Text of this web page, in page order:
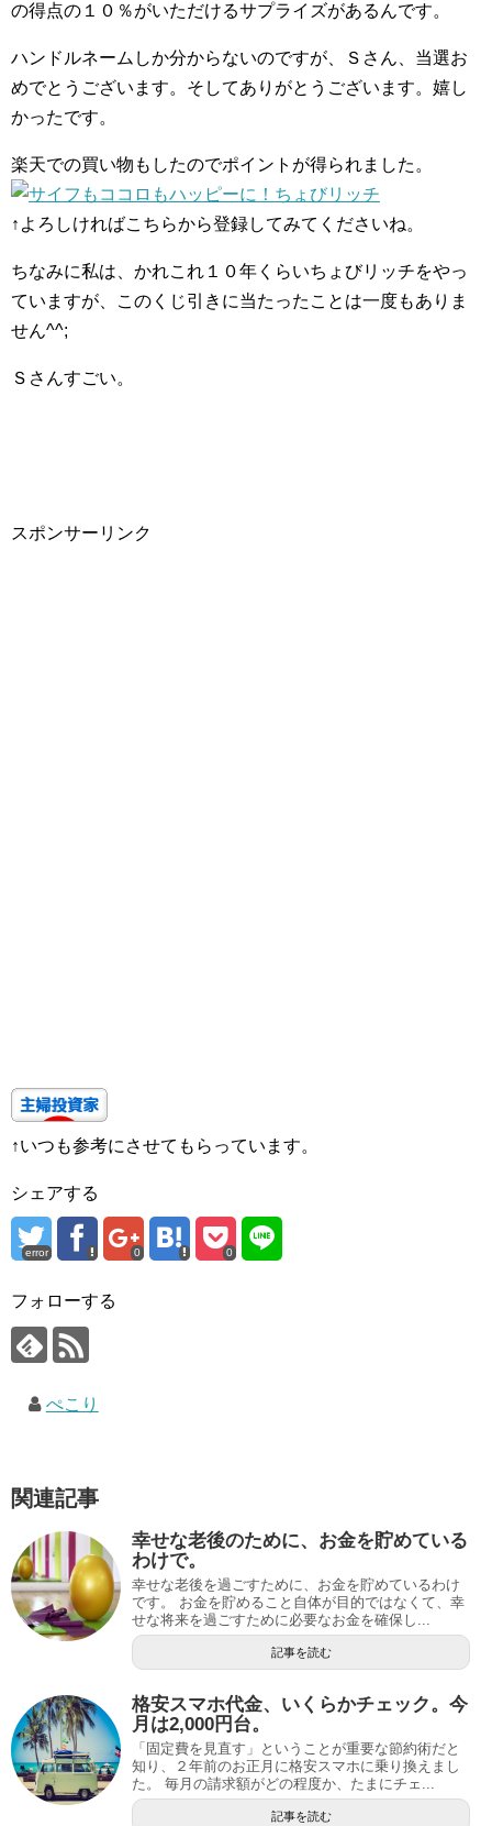
の得点の１０％がいただけるサプライズがあるんです。
ハンドルネームしか分からないのですが、Ｓさん、当選お
めでとうございます。そしてありがとうございます。嬉し
かったです。
楽天での買い物もしたのでポイントが得られました。
↑よろしければこちらから登録してみてくださいね。
ちなみに私は、かれこれ１０年くらいちょびリッチをやっ
ていますが、このくじ引きに当たったことは一度もありま
せん^^;
Ｓさんすごい。
スポンサーリンク
↑いつも参考にさせてもらっています。
シェアする
error 0 0
フォローする
ぺこり
関連記事
幸せな老後のために、お金を貯めている
わけで。
幸せな老後を過ごすために、お金を貯めているわけ
です。 お金を貯めること自体が目的ではなくて、幸
せな将来を過ごすために必要なお金を確保し...
記事を読む
格安スマホ代金、いくらかチェック。今
月は2,000円台。
「固定費を見直す」ということが重要な節約術だと
知り、２年前のお正月に格安スマホに乗り換えまし
た。 毎月の請求額がどの程度か、たまにチェ...
記事を読む